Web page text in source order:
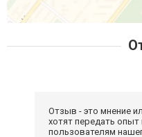
Отзыв - это мнение
хотят передать опыт
пользователям